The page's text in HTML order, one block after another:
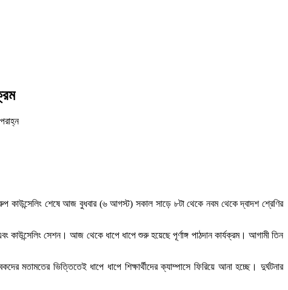
কাউন্সেলিং শেষে আজ বুধবার (৬ আগস্ট) সকাল সাড়ে ৮টা থেকে নবম থেকে দ্বাদশ শ্রেণির
কাউন্সেলিং সেশন। আজ থেকে ধাপে ধাপে শুরু হয়েছে পূর্ণাঙ্গ পাঠদান কার্যক্রম। আগামী তিন
ভিত্তিতেই ধাপে ধাপে শিক্ষার্থীদের ক্যাম্পাসে ফিরিয়ে আনা হচ্ছে। দুর্ঘটনার